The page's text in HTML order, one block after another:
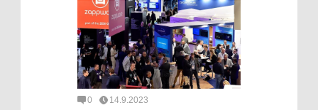
0 14.9.2023